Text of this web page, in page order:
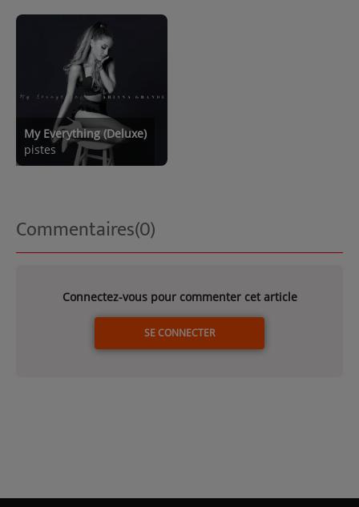
My Everything (Deluxe)
pistes
Commentaires(0)
Connectez-vous pour commenter cet article
SE CONNECTER